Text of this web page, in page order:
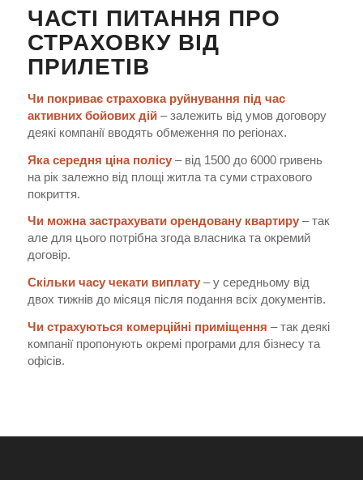
ЧАСТІ ПИТАННЯ ПРО
СТРАХОВКУ ВІД
ПРИЛЕТІВ
Чи покриває страховка руйнування під час
активних бойових дій– залежить від умов договору
деякі компанії вводять обмеження по регіонах.
Яка середня ціна полісу– від 1500 до 6000 гривень
на рік залежно від площі житла та суми страхового
покриття.
Чи можна застрахувати орендовану квартиру– так
але для цього потрібна згода власника та окремий
договір.
Скільки часу чекати виплату– у середньому від
двох тижнів до місяця після подання всіх документів.
Чи страхуються комерційні приміщення – так деякі
компанії пропонують окремі програми для бізнесу та
офісів.